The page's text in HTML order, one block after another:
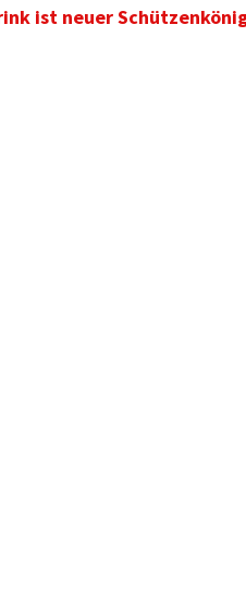
ist neuer